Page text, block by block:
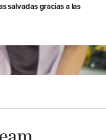
salvadas gracias a las